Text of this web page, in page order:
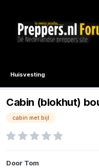
Huisvesting
Cabin (blokhut)
cabin met bijl
Door Tom